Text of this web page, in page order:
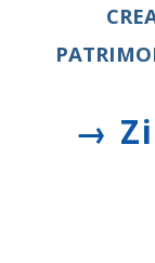
→